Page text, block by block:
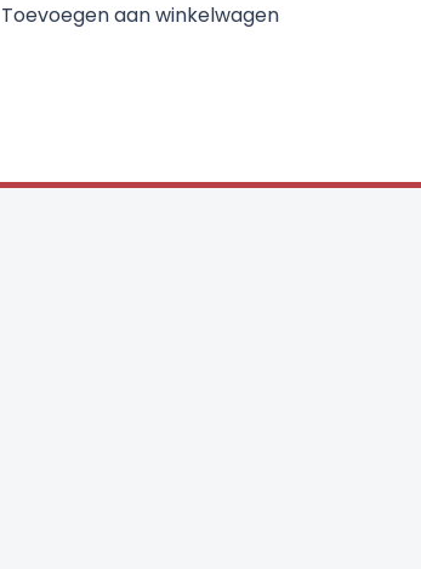
Toevoegen aan winkelwagen